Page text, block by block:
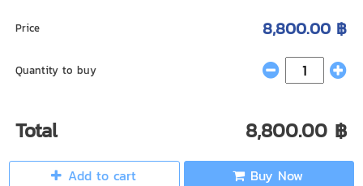
Price 8,800.00 ฿
Quantity to buy
Total 8,800.00 ฿
Add to cart Buy Now